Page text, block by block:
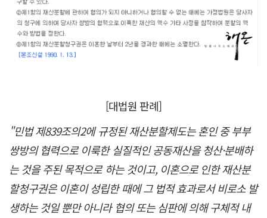
[대법원 판례]
"민법 제839조의2에 규정된 재산분할제도는 혼인 중 부부
쌍방의 협력으로 이룩한 실질적인 공동재산을 청산·분배하
는 것을 주된 목적으로 하는 것이고, 이혼으로 인한 재산분
할청구권은 이혼이 성립한 때에 그 법적 효과로서 비로소 발
생하는 것일 뿐만 아니라 협의 또는 심판에 의해 구체적 내